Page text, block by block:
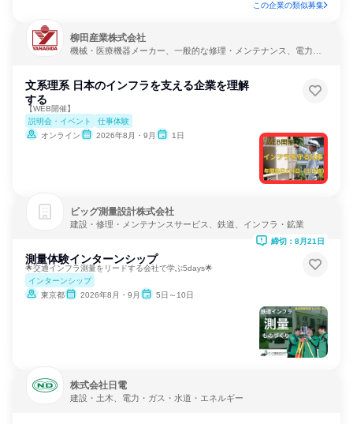
この企業の類似募集
柳田産業株式会社
機械・医療機器メーカー、一般的な修理・メンテナンス、電力・
文系理系 日本のインフラを支える企業を理解
する
【WEB開催】
説明会・イベント
仕事体験
オンライン
2026年8月・9月 1日
ビッグ測量設計株式会社
建設・修理・メンテナンスサービス、鉄道、インフラ・鉱業
測量体験インターンシップ
🌟交通インフラ測量をリードする会社で学ぶ5days🌟
インターンシップ
東京都
2026年8月・9月 5日～10日
締切：8月21日
株式会社日電
建設・土木、電力・ガス・水道・エネルギー